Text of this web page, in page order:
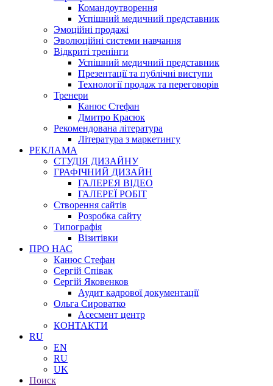
Командоутворення
Успішний медичний представник
Эмоційні продажі
Эволюційні системи навчання
Відкриті тренінги
Успішний медичний представник
Презентації та публічні виступи
Технології продаж та переговорів
Тренери
Канюс Стефан
Дмитро Красюк
Рекомендована література
Література з маркетингу
РЕКЛАМА
СТУДІЯ ДИЗАЙНУ
ГРАФІЧНИЙ ДИЗАЙН
ГАЛЕРЕЯ ВІДЕО
ГАЛЕРЕЇ РОБІТ
Створення сайтів
Розробка сайту
Типографія
Візитівки
ПРО НАС
Канюс Стефан
Сергій Співак
Сергій Яковенков
Аудит кадрової документації
Ольга Сироватко
Асесмент центр
КОНТАКТИ
RU
EN
RU
UK
Поиск